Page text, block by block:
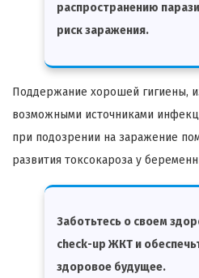
распространению
риск заражения.
Поддержание хорошей гигиены,
возможными источниками
при подозрении на заражение
развития токсокароза у
Заботьтесь о своем
check-up ЖКТ и
здоровое будущее.